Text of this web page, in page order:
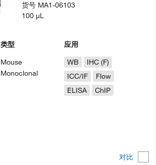
对比
类型
Mouse
Monoclonal
应用
WB
IHC (F)
ICC/IF
Flow
ELISA
ChIP
货号 MA1-06103
100 µL